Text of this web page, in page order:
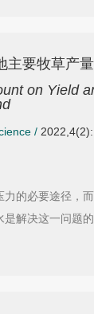
要牧草产
on Yield
/
的必要途径，
解决这一问题